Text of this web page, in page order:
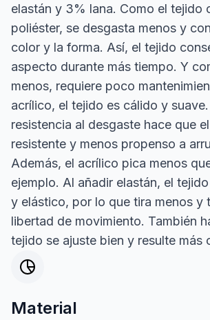
elastán y 3% lana. Como el tejido
poliéster, se desgasta menos y
color y la forma. Así, el tejido
aspecto durante más tiempo. Y
menos, requiere poco
acrílico, el tejido es cálido y
resistencia al desgaste hace que
resistente y menos propenso a
Además, el acrílico pica menos
ejemplo. Al añadir elastán, el
y elástico, por lo que tira menos y
libertad de movimiento. También
tejido se ajuste bien y resulte más
Material